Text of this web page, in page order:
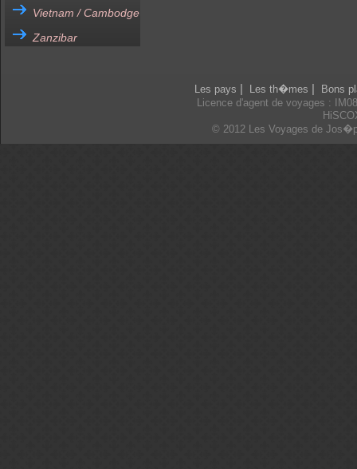
Vietnam / Cambodge
Zanzibar
Les pays Les th�mes
Bons
Licence d'agent de voyages :
© 2012 Les Voyages de